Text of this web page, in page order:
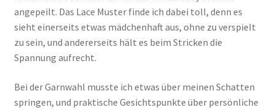
angepeilt. Das Lace Muster finde ich dabei toll, denn es
sieht einerseits etwas mädchenhaft aus, ohne zu verspielt
zu sein, und andererseits hält es beim Stricken die
Spannung aufrecht.
Bei der Garnwahl musste ich etwas über meinen Schatten
springen, und praktische Gesichtspunkte über persönliche